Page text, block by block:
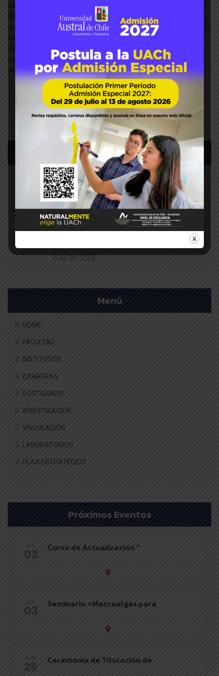
este tipo de queso ya que corresponde a un tipo de queso
distinto al que habitualmente elaboran como es el chanco y
que puede constituirse en una buena alternativa a este, y de
interés para ser comercializado. También destacó la
excelente disposición e interés de los productores para
asistir a estos Talleres que ya suman un total de seis a lo
largo de la ejecución del proyecto.
Últimas noticias
Mesa Frutícola de Los Ríos avanz
Ago 03, 2026
En Máfil aprendieron sobre manejo
Jul 31, 2026
Jul 30, 2026
Menú
HOME
FACULTAD
INSTITUTOS
CARRERAS
POSTGRADO
INVESTIGACIÓN
VINCULACIÓN
LABORATORIOS
PLAN ESTRATÉGICO
Próximos Eventos
JUL
03 Curso de Actualización “
JUL
03 Seminario «Macroalgas para
MAY
29 Ceremonia de Titulación de